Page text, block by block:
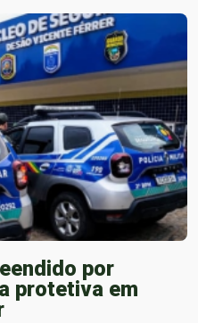
por
protetiva em